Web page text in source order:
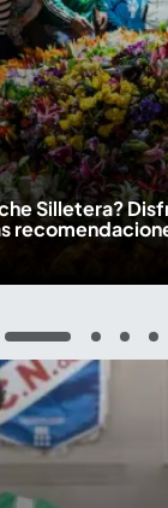
Silletera?
1 2 3 4